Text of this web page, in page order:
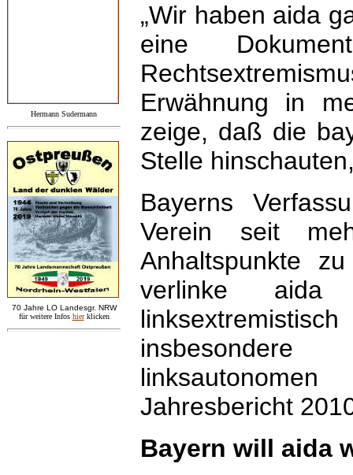
Hermann Sudermann
70 Jahre LO Landesgr. NRW
für weitere Infos hier klicken
„Wir haben aida
eine
Erwähnung in
zeige, daß die
Stelle
Bayerns
Verein seit
Anhaltspunkte
verlinke aida
Jahresbericht
Bayern will aida